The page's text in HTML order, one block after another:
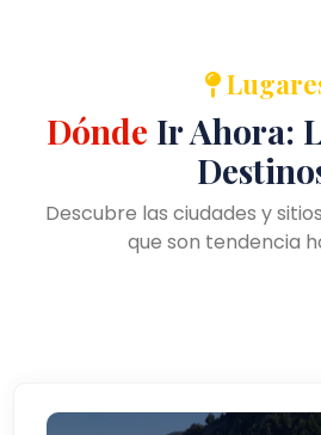
Dónde Ir Ahora:
Descubre las ciudades y
que son tendencia